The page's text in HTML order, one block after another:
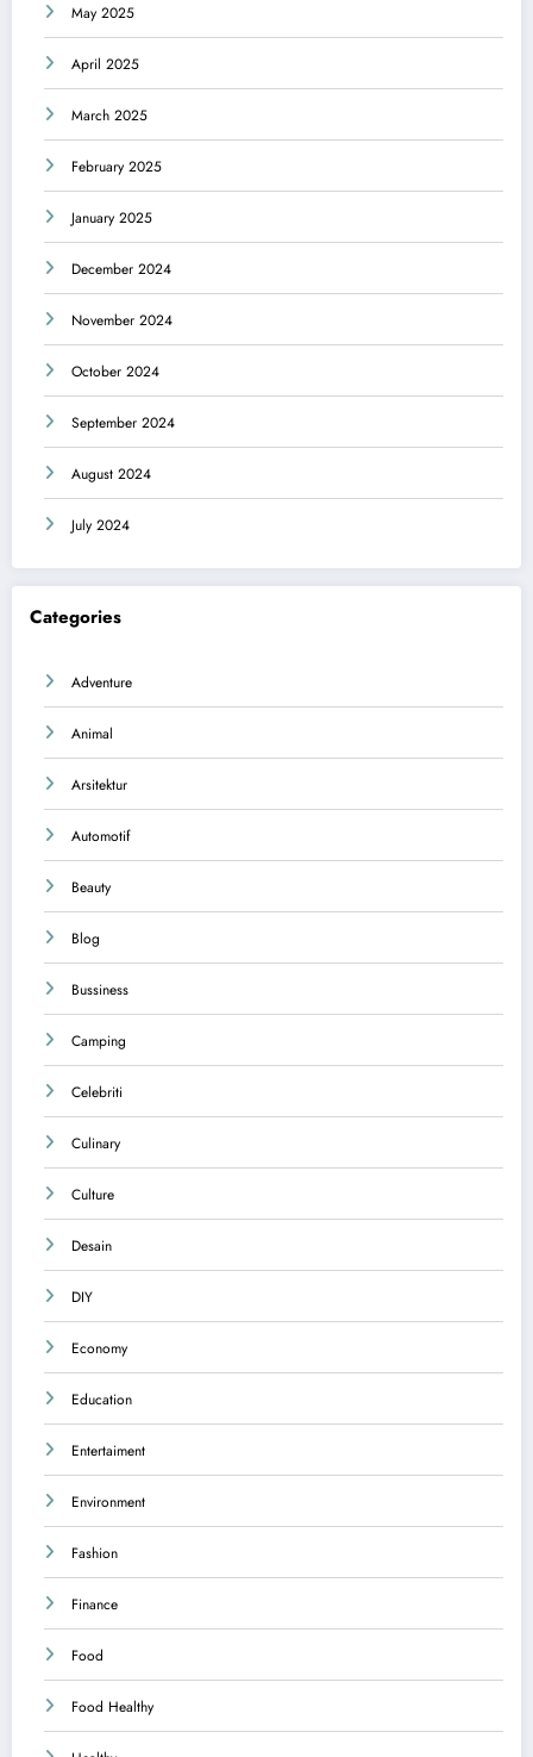
May 2025
April 2025
March 2025
February 2025
January 2025
December 2024
November 2024
October 2024
September 2024
August 2024
July 2024
Categories
Adventure
Animal
Arsitektur
Automotif
Beauty
Blog
Bussiness
Camping
Celebriti
Culinary
Culture
Desain
DIY
Economy
Education
Entertaiment
Environment
Fashion
Finance
Food
Food Healthy